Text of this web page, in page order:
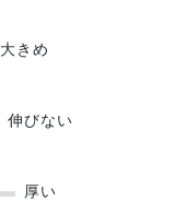
大きめ
伸びない
厚い